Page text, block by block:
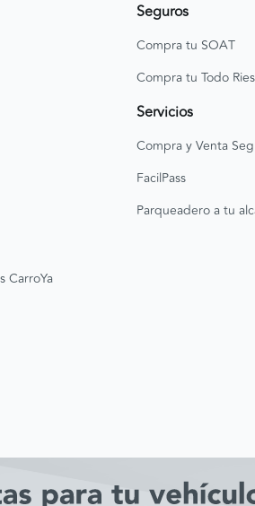
CarroYa
Seguros
Compra tu SOAT
Compra tu Todo
Servicios
Compra y Venta
FacilPass
Parqueadero a tu